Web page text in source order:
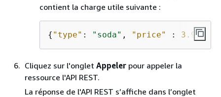
contient la charge utile suivante :
{ "type" : "soda" , "price" : 3.99
Cliquez sur l'onglet Appeler pour appeler la
ressource l'API REST.
La réponse de l'API REST s’affiche dans l’onglet